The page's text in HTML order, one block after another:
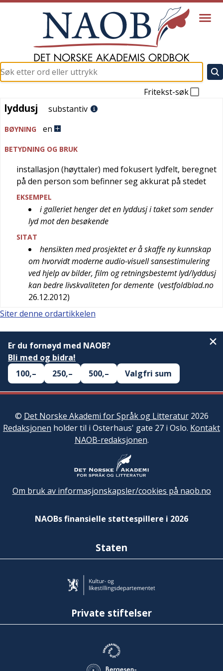
Fritekst-søk
lyddusj
lyddusj substantiv
BØYNING en
BETYDNING OG BRUK
installasjon (høyttaler) med fokusert lydfelt, beregnet
på den person som befinner seg akkurat på stedet
EKSEMPEL
i galleriet henger det en lyddusj i taket som sender
lyd mot den besøkende
SITAT
hensikten med prosjektet er å skaffe ny kunnskap
om hvorvidt moderne audio-visuell sansestimulering
ved hjelp av bilder, film og retningsbestemt lyd/lyddusj
kan bedre livskvaliteten for demente (vestfoldblad.no
26.12.2012)
Siter denne ordartikkelen
Er du fornøyd med NAOB?
Bli med og bidra!
100,–
250,– 500,– Valgfri sum
© Det Norske Akademi for Språk og Litteratur2026
Redaksjonen holder til i Osterhaus' gate 27 i Oslo. Kontakt
NAOB-redaksjonen.
Om bruk av informasjonskapsler/cookies på naob.no
NAOBs finansielle støttespillere i 2026
Staten
Private stiftelser